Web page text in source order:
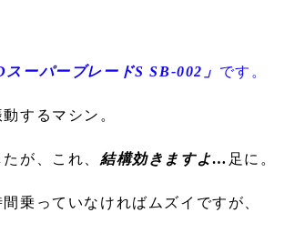
ーパーブレードS SB-002」 です。
するマシン。
が、これ、 結構効きますよ… 足に。
乗っていなければムズイですが、